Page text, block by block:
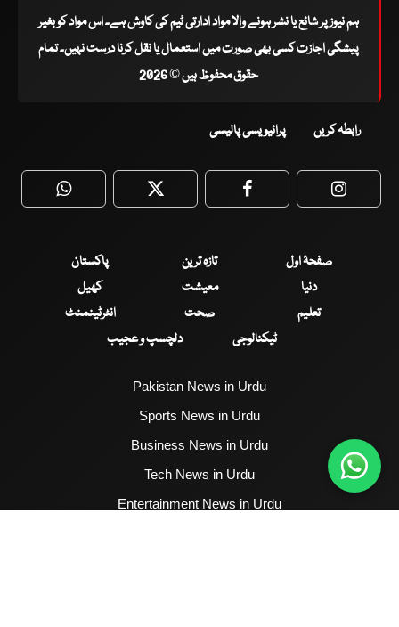
ہم نیوز پر شائع یا نشر ہونے والا مواد ادارتی ٹیم کی کاوش ہے۔ اس مواد کو بغیر
پیشگی اجازت کسی بھی صورت میں استعمال یا نقل کرنا درست نہیں۔ تمام
حقوق محفوظ ہیں © 2026
رابطہ کریں پرائیویسی پالیسی
WhatsApp Twitter Facebook
صفحۂ اول تازہ ترین
پاکستان
دنیا
معیشت
کھیل
تعلیم
صحت
انٹرٹینمنٹ
ٹیکنالوجی
دلچسپ و عجیب
Pakistan News in Urdu
Sports News in Urdu
Business News in Urdu
Tech News in Urdu
Entertainment News in Urdu